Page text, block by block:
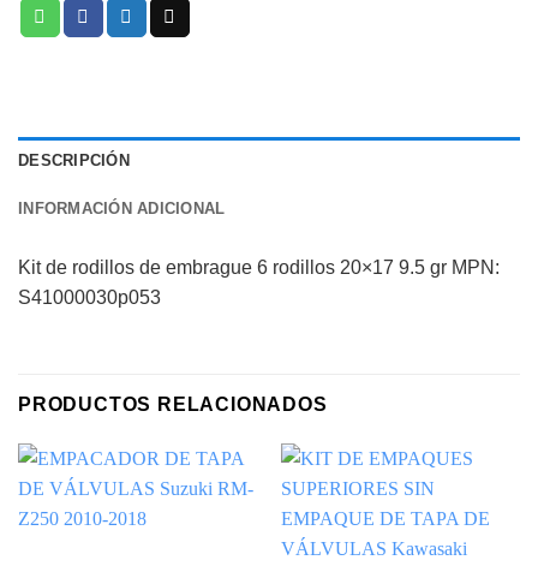
DESCRIPCIÓN
INFORMACIÓN ADICIONAL
Kit de rodillos de embrague 6 rodillos 20×17 9.5 gr MPN:
S41000030p053
PRODUCTOS RELACIONADOS